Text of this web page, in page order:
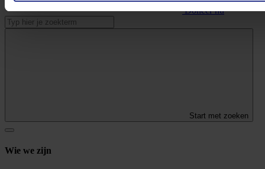
Doneer nu
Start met zoeken
Wie we zijn